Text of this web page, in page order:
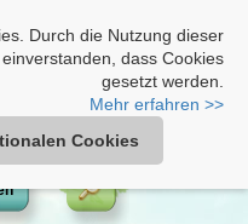
Durch die Nutzung dieser
dass Cookies
gesetzt werden.
Mehr erfahren >>
Cookies